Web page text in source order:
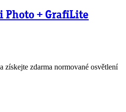
Photo + GrafiLite
zdarma normované osvětlení